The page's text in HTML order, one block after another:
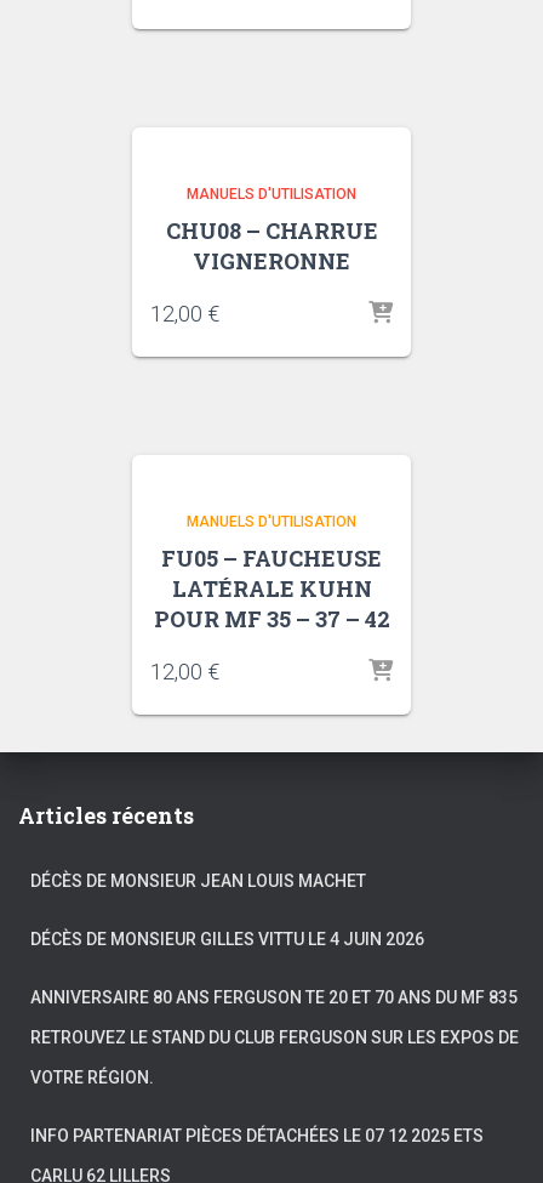
MANUELS D'UTILISATION
CHU08 – CHARRUE
VIGNERONNE
12,00 €
MANUELS D'UTILISATION
FU05 – FAUCHEUSE
LATÉRALE KUHN
POUR MF 35 – 37 – 42
12,00 €
Articles récents
DÉCÈS DE MONSIEUR JEAN LOUIS MACHET
DÉCÈS DE MONSIEUR GILLES VITTU LE 4 JUIN 2026
ANNIVERSAIRE 80 ANS FERGUSON TE 20 ET 70 ANS DU MF 835
RETROUVEZ LE STAND DU CLUB FERGUSON SUR LES EXPOS DE
VOTRE RÉGION.
INFO PARTENARIAT PIÈCES DÉTACHÉES LE 07 12 2025 ETS
CARLU 62 LILLERS